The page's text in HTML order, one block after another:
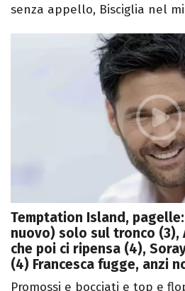
senza appello, Bisciglia nel
Temptation Island,
nuovo) solo sul tronco (3),
che poi ci ripensa (4),
(4) Francesca fugge, anzi
Promossi e bocciati e top e